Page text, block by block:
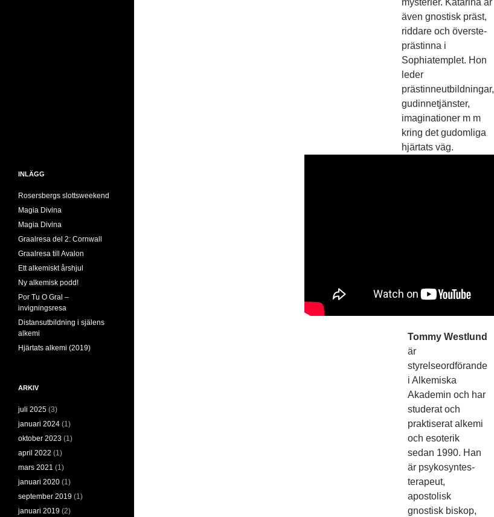
även gnostisk präst,
riddare och överste­
prästinna i
Sophiatemplet. Hon
leder
prästinneutbildningar,
gudinnetjänster,
imaginationer m m
kring det gudomliga
hjärtats väg.
Tommy Westlund
är
styrelseordförande
i Alkemiska
Akademin och har
studerat och
praktiserat alkemi
och esoterik
sedan 1990. Han
är psykosyntes­
terapeut,
apostolisk
gnostisk biskop,
INLÄGG
Rosersbergs slottsweekend
Magia Divina
Magia Divina
Graalresa del 2: Cornwall
Graalresa till Avalon
Ett alkemiskt årshjul
Ny alkemisk podd!
Por Tu O Gral –
invigningsresa
Distansutbildning i själens
alkemi
Hjärtats alkemi (2019)
ARKIV
juli 2025 (3)
januari 2024 (1)
oktober 2023 (1)
april 2022 (1)
mars 2021 (1)
januari 2020 (1)
september 2019 (1)
januari 2019 (2)